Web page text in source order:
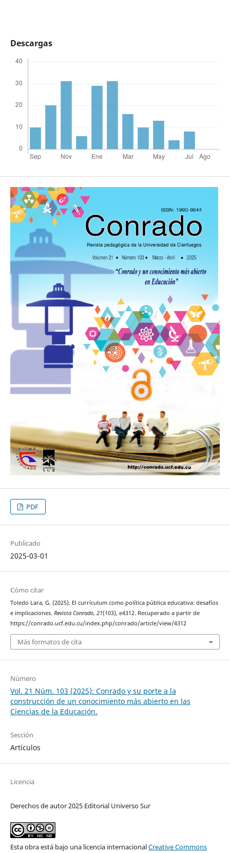
Descargas
PDF
Publicado
2025-03-01
Cómo citar
Toledo Lara, G. (2025). El currículum como política pública educativa: desafíos
e implicaciones. Revista Conrado, 21(103), e4312. Recuperado a partir de
https://conrado.ucf.edu.cu/index.php/conrado/article/view/4312
Más formatos de cita
Número
Vol. 21 Núm. 103 (2025): Conrado y su porte a la
construcción de un conocimiento más abierto en las
Ciencias de la Educación.
Sección
Artículos
Licencia
Derechos de autor 2025 Editorial Universo Sur
Esta obra está bajo una licencia internacionalCreative Commons